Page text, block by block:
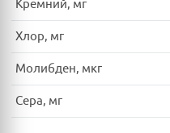
Кремний, мг
Хлор, мг
Молибден, мкг
Сера, мг